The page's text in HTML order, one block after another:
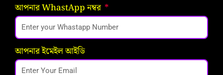
আপনার WhastApp নম্বর
আপনার ইমেইল আইডি